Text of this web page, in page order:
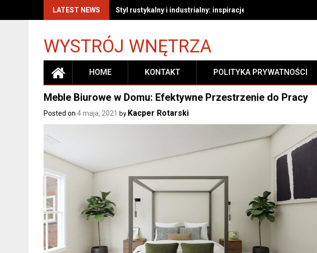
LATEST NEWS Styl rustykalny i industrialny: inspiracje i trendy w
WYSTRÓJ WNĘTRZA
HOME KONTAKT POLITYKA PRYWATNOŚCI
Meble Biurowe w Domu: Efektywne Przestrzenie do Pracy
Posted on 4 maja, 2021 by Kacper Rotarski